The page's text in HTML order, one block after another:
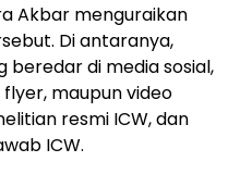
Akbar menguraikan
Di antaranya,
beredar di media sosial,
maupun video
resmi ICW, dan
ICW.